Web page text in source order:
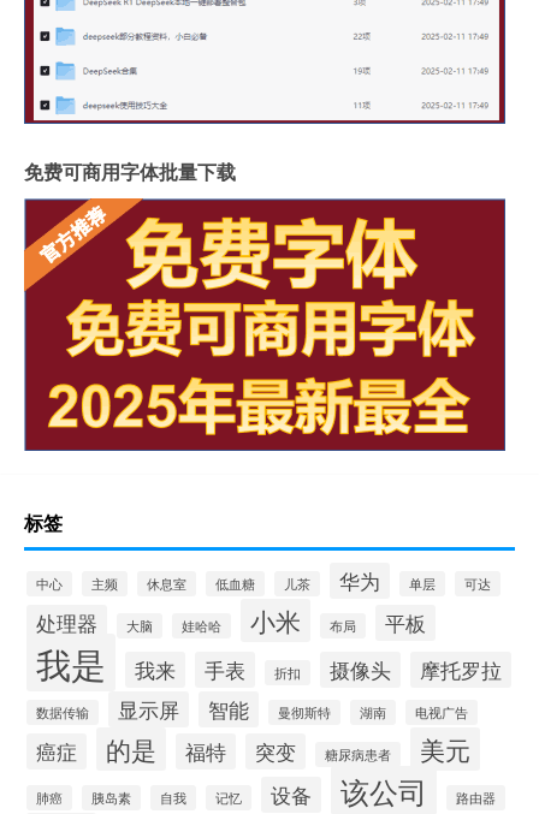
免费可商用字体批量下载
标签
中心 主频 休息室 低血糖 儿茶 华为 单层 可达
处理器 大脑 娃哈哈 小米 布局 平板
我是 我来 手表 折扣 摄像头 摩托罗拉
数据传输 显示屏 智能 曼彻斯特 湖南 电视广告
癌症 的是 福特 突变 糖尿病患者 美元
肺癌 胰岛素 自我 记忆 设备 该公司 路由器